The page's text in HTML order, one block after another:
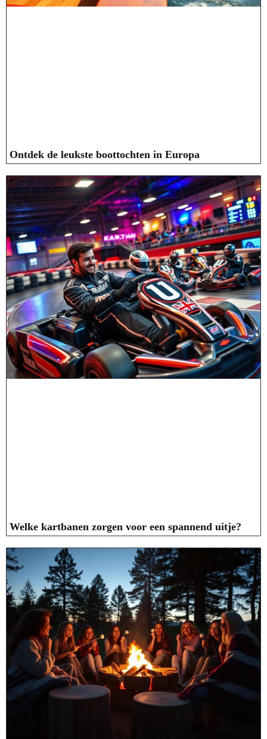
Ontdek de leukste boottochten in Europa
Welke kartbanen zorgen voor een spannend uitje?